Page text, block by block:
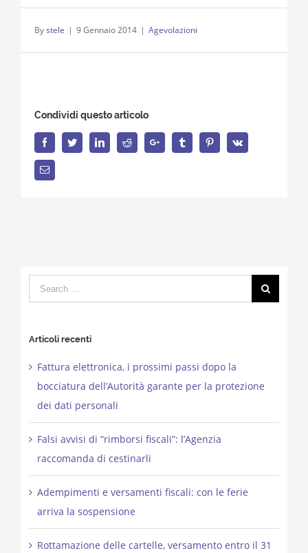
Bystele | 9 Gennaio 2014 | Agevolazioni
Condividi questo articolo
FacebookTwitterLinkedInReddit Google+ Tumblr PinterestVk
Email
Search
for:
Articoli recenti
Fattura elettronica, i prossimi passi dopo la
bocciatura dell’Autorità garante per la protezione
dei dati personali
Falsi avvisi di “rimborsi fiscali”: l’Agenzia
raccomanda di cestinarli
Adempimenti e versamenti fiscali: con le ferie
arriva la sospensione
Rottamazione delle cartelle, versamento entro il 31